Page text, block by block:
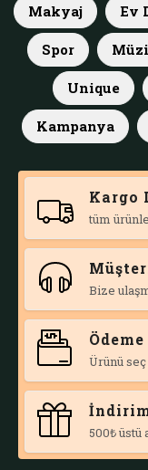
Makyaj Ev
Spor
Unique
Kampanya
Kargo
tüm
Bize
Ürünü
500₺ üstü